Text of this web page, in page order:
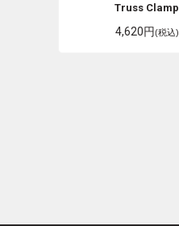
Truss Clamp
4,620円(税込)